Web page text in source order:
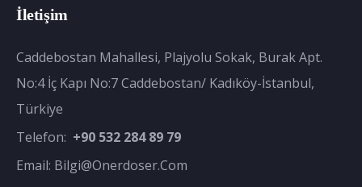
İletişim
Caddebostan Mahallesi, Plajyolu Sokak, Burak Apt.
No:4 İç Kapı No:7 Caddebostan/ Kadıköy-İstanbul,
Türkiye
Telefon: +90 532 284 89 79
Email: Bilgi@onerdoser.com